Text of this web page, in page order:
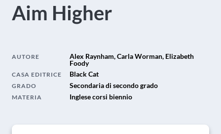
Aim Higher
AUTORE
Alex Raynham, Carla Worman, Elizabeth
Foody
CASA EDITRICE Black Cat
GRADO Secondaria di secondo grado
MATERIA Inglese corsi biennio